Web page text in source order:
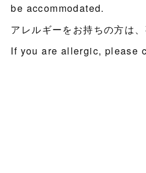
be accommodated.
アレルギーをお持ちの方は
If you are allergic, please